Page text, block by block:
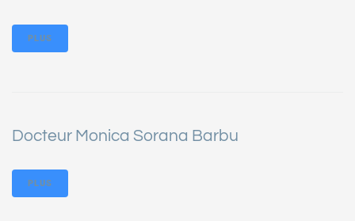
PLUS
Docteur Monica Sorana Barbu
PLUS